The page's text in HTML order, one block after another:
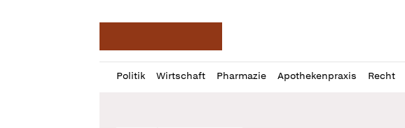
Politik Wirtschaft Pharmazie Apothekenpraxis Recht
Profil
öffnen
Daz
Pur